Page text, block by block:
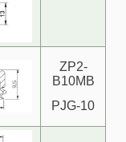
ZP2-
B10MB
PJG-10